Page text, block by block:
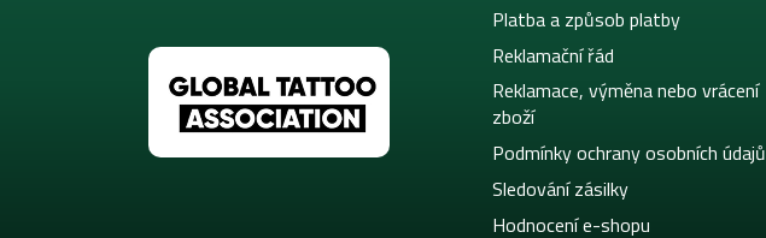
Platba a způsob platby
Reklamační řád
Reklamace, výměna nebo vrácení
zboží
Podmínky ochrany osobních údajů
Sledování zásilky
Hodnocení e-shopu